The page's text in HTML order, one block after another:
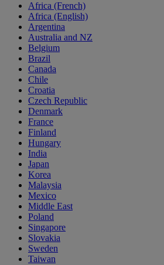
Africa (French)
Africa (English)
Argentina
Australia and NZ
Belgium
Brazil
Canada
Chile
Croatia
Czech Republic
Denmark
France
Finland
Hungary
India
Japan
Korea
Malaysia
Mexico
Middle East
Poland
Singapore
Slovakia
Sweden
Taiwan